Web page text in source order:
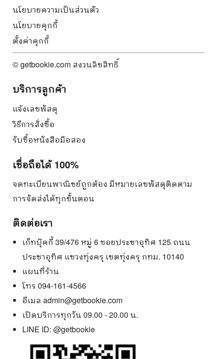
นโยบายความเป็นส่วนตัว
นโยบายคุกกี้
ตั้งค่าคุกกี้
© getbookie.com สงวนลิขสิทธิ์
บริการลูกค้า
แจ้งเลขพัสดุ
วิธีการสั่งซื้อ
รับซื้อหนังสือมือสอง
เชื่อถือได้ 100%
จดทะเบียนพาณิชย์ถูกต้อง มีหมายเลขพัสดุติดตาม
การจัดส่งได้ทุกขั้นตอน
ติดต่อเรา
เก็ทบุ๊คกี้ 39/476 หมู่ 6 ซอยประชาอุทิศ 125 ถนน
ประชาอุทิศ แขวงทุ่งครุ เขตทุ่งครุ กทม. 10140
แผนที่ร้าน
โทร 094-161-4566
อีเมล admin@getbookie.com
เปิดบริการทุกวัน 09.00 - 20.00 น.
LINE ID: @getbookie